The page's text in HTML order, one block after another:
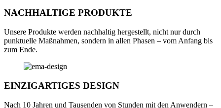
NACHHALTIGE PRODUKTE
Unsere Produkte werden nachhaltig hergestellt, nicht nur durch
punktuelle Maßnahmen, sondern in allen Phasen – vom Anfang bis
zum Ende.
EINZIGARTIGES DESIGN
Nach 10 Jahren und Tausenden von Stunden mit den Anwendern –